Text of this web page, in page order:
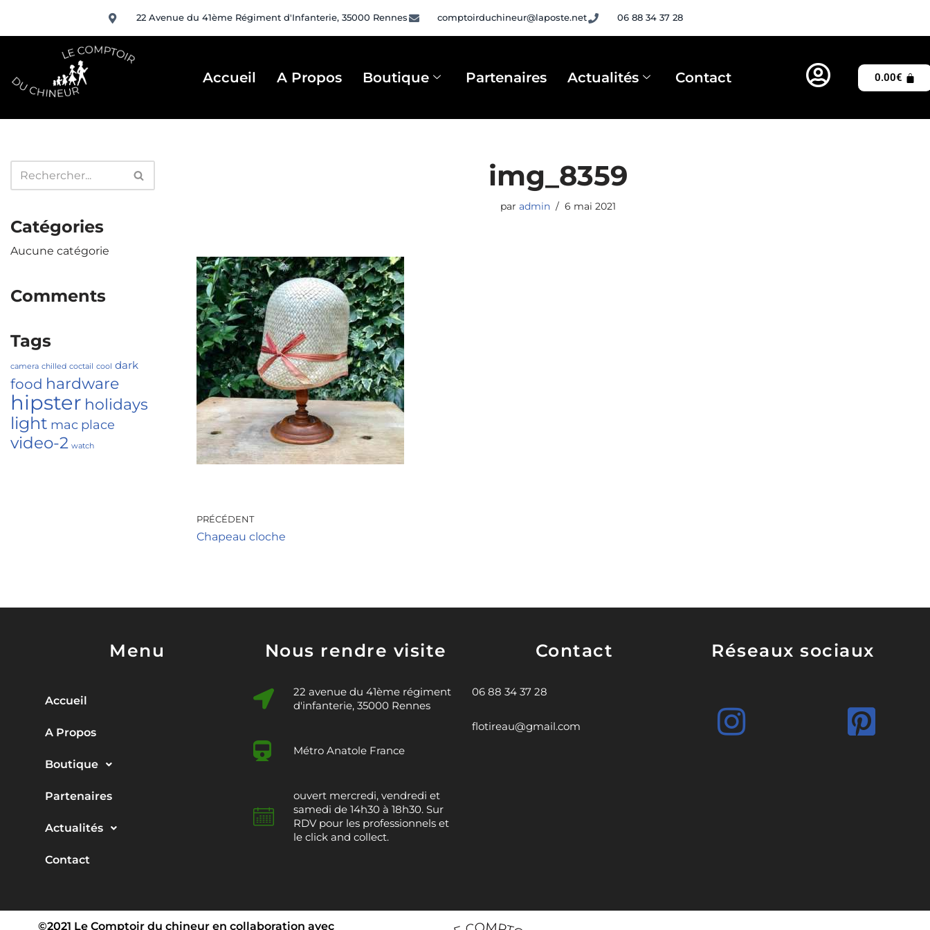
Aller
22 Avenue du 41ème Régiment d'Infanterie, 35000 Rennes comptoirduchineur@laposte.net 06 88 34 37 28
Accueil A Propos Boutique Partenaires Actualités Contact 0.00€
Catégories
Aucune catégorie
Comments
Tags
camera chilled coctail cool dark
food hardware
hipster holidays
light mac place
video-2 watch
img_8359
par admin 6 mai 2021
PRÉCÉDENT
Chapeau cloche
Menu
Accueil
A Propos
Boutique
Partenaires
Actualités
Contact
Nous rendre visite
22 avenue du 41ème régiment
d'infanterie, 35000 Rennes
Métro Anatole France
ouvert mercredi, vendredi et
samedi de 14h30 à 18h30. Sur
RDV pour les professionnels et
le click and collect.
Contact
06 88 34 37 28
flotireau@gmail.com
Réseaux sociaux
©2021 Le Comptoir du chineur en collaboration avec